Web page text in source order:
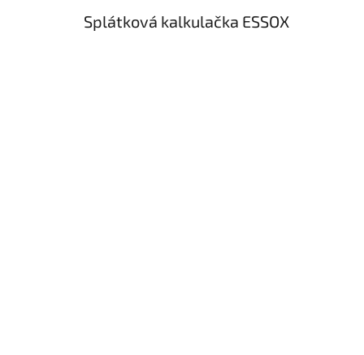
Splátková kalkulačka ESSOX